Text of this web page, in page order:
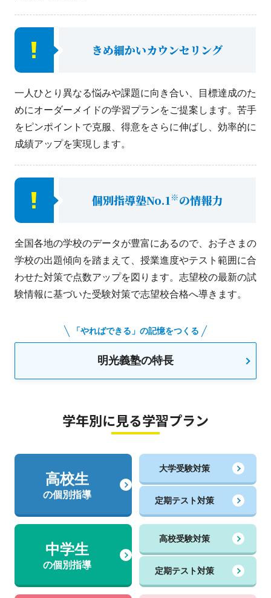
きめ細かいカウンセリング
一人ひとり異なる悩みや課題に向き合い、目標達成のた
めにオーダーメイドの学習プランをご提案します。苦手
をピンポイントで克服、得意をさらに伸ばし、効率的に
成績アップを実現します。
個別指導塾No.1 ※の情報力
全国各地の学校のデータが豊富にあるので、お子さまの
学校の出題傾向を踏まえて、授業進度やテスト範囲に合
わせた対策で点数アップを図ります。志望校の最新の試
験情報に基づいた受験対策で志望校合格へ導きます。
「やればできる」の記憶をつくる
明光義塾の特長
学年別に見る学習プラン
高校生
の個別指導
大学受験対策
定期テスト対策
中学生
の個別指導
高校受験対策
定期テスト対策